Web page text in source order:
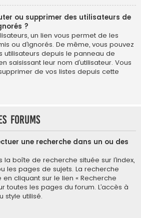
ou supprimer des utilisateurs de
?
un lien vous permet de les
ou d’ignorés. De même, vous pouvez
utilisateurs depuis le panneau de
saisissant leur nom d’utilisateur. Vous
de vos listes depuis cette
forums
une recherche dans un ou des
la boîte de recherche située sur l’index,
les pages de sujets. La recherche
cliquant sur le lien « Recherche
toutes les pages du forum. L’accès à
style utilisé.